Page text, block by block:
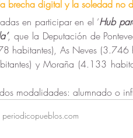
brecha digital y la soledad no
en participar en el ‘Hub
, que la Deputación de
habitantes), As Neves (3.746
y Moraña (4.133
modalidades: alumnado o
periodicopueblos.com